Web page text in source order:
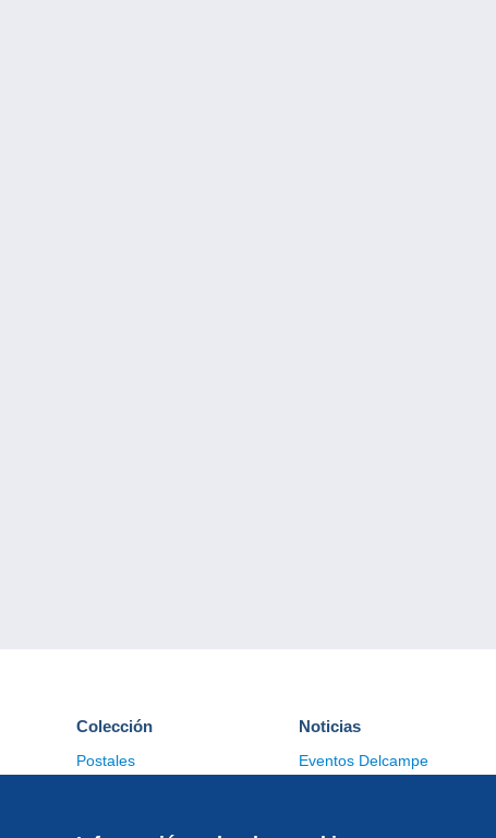
Colección
Postales
Noticias
Eventos Delcampe